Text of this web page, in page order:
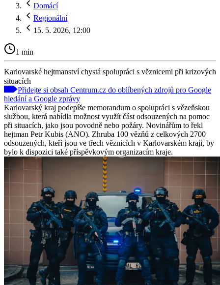
Domácí
Regionální
15. 5. 2026, 12:00
1 min
Karlovarské hejtmanství chystá spolupráci s věznicemi při krizových
situacích
Přidejte si obsah Centrum.cz do oblíbených zdrojů pro Google
hledání a Google zprávy
Karlovarský kraj podepíše memorandum o spolupráci s vězeňskou
službou, která nabídla možnost využít část odsouzených na pomoc
při situacích, jako jsou povodně nebo požáry. Novinářům to řekl
hejtman Petr Kubis (ANO). Zhruba 100 vězňů z celkových 2700
odsouzených, kteří jsou ve třech věznicích v Karlovarském kraji, by
bylo k dispozici také příspěvkovým organizacím kraje.